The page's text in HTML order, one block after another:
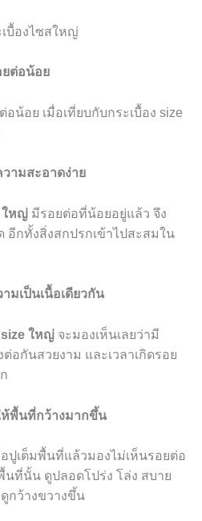
ยต่อน้อย
อน้อย เมื่อเที่ยบกับกระเบื้อง size
ามสะอาดง่าย
ใหญ่ มีรอยต่อที่น้อยอยู่แล้ว จึง
อีกทั้งสิ่งสกปรกเข้าไปสะสมใน
มเป็นเนื้อเดียวกัน
ใหญ่ จะมองเห็นเลยว่ามี
ต่อกันสวยงาม และเวลาเกิดรอย
ห้พื้นที่กว้างมากขึ้น
ปูเต็มพื้นที่แล้วมองไม่เห็นรอยต่อ
นที่นั้น ดูปลอดโปร่ง โล่ง สบาย
กว้างขวางขึ้น